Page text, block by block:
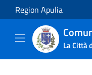
Salta al contenuto principale
Region Apulia
La Città